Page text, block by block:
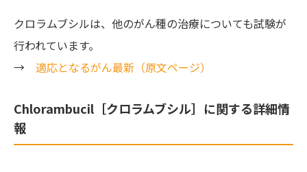
クロラムブシルは、他のがん種の治療についても試験が
行われています。
→ 適応となるがん最新（原文ページ）
Chlorambucil［クロラムブシル］に関する詳細情
報